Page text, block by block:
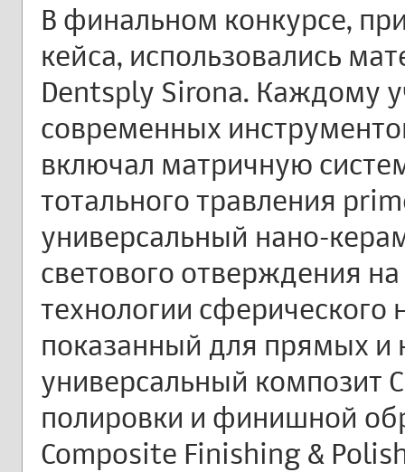
В финальном конкурсе,
кейса, использовались
Dentsply Sirona. Каждому
современных
включал матричную
тотального травления
универсальный нано-
светового отверждения
технологии сферического
показанный для прямых и
универсальный композит
полировки и финишной
Composite Finishing &